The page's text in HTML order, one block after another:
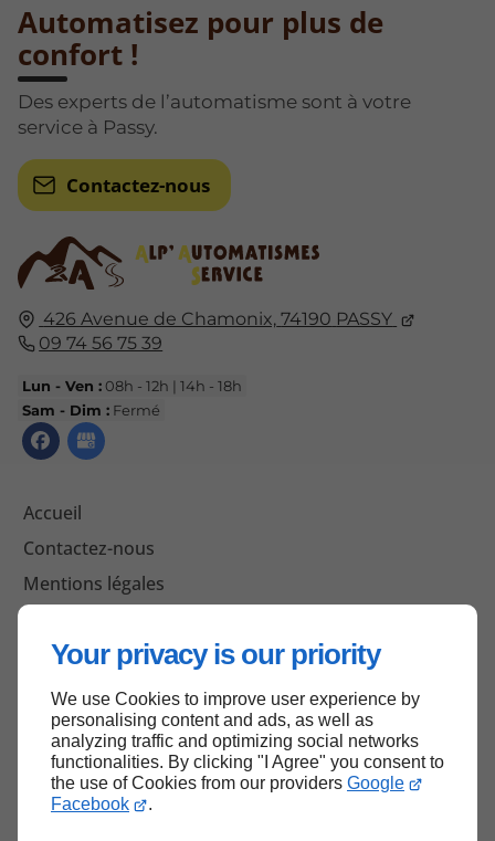
Your privacy is our priority
We use Cookies to improve user experience by
personalising content and ads, as well as
analyzing traffic and optimizing social networks
functionalities. By clicking "I Agree" you consent to
the use of Cookies from our providers Google
Facebook
.
426 Avenue de Chamonix, 74190 PASSY
09 74 56 75 39
Lun - Ven : 08h - 12h | 14h - 18h
Sam - Dim : Fermé
Accueil
Contactez-nous
Mentions légales
Automatisez pour plus de
confort !
Des experts de l’automatisme sont à votre
service à Passy.
Contactez-nous
Haut de page